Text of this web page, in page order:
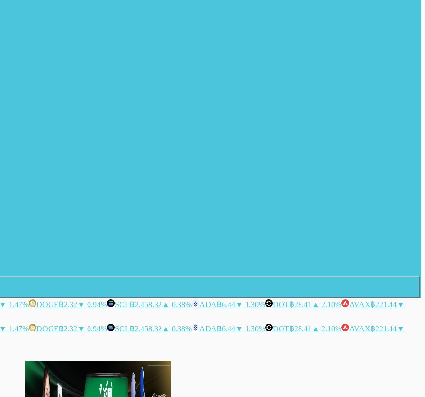
▼ 1.47% DOGE฿2.32 ▼ 0.94% SOL฿2,458.32 ▲ 0.38% ADA฿6.44▼ 1.30% DOT฿28.41 ▲ 2.10% AVAX฿221.44▼
▼ 1.47% DOGE฿2.32 ▼ 0.94% SOL฿2,458.32 ▲ 0.38% ADA฿6.44▼ 1.30% DOT฿28.41 ▲ 2.10% AVAX฿221.44▼